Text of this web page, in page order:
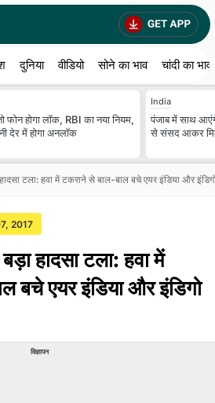
दुनिया वीडियो सोने का भाव चांदी का भाव
होगा लॉक, RBI का नया नियम,
देर में होगा अनलॉक
India
पंजाब में साथ
से संसद आकर
हादसा टला: हवा में टकराने से बाल-बाल बचे एयर इंडिया और
2017
बड़ा हादसा टला: हवा में
बचे एयर इंडिया और इंडिगो
विज्ञापन